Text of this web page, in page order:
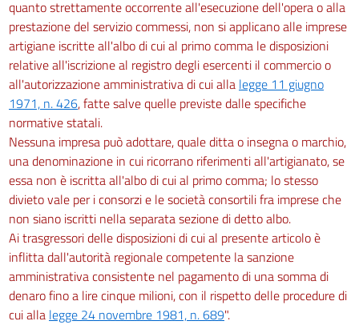
quanto strettamente occorrente all'esecuzione dell'opera o alla
prestazione del servizio commessi, non si applicano alle imprese
artigiane iscritte all'albo di cui al primo comma le disposizioni
relative all'iscrizione al registro degli esercenti il commercio o
all'autorizzazione amministrativa di cui alla legge 11 giugno
1971, n. 426, fatte salve quelle previste dalle specifiche
normative statali.
Nessuna impresa può adottare, quale ditta o insegna o marchio,
una denominazione in cui ricorrano riferimenti all'artigianato, se
essa non è iscritta all'albo di cui al primo comma; lo stesso
divieto vale per i consorzi e le società consortili fra imprese che
non siano iscritti nella separata sezione di detto albo.
Ai trasgressori delle disposizioni di cui al presente articolo è
inflitta dall'autorità regionale competente la sanzione
amministrativa consistente nel pagamento di una somma di
denaro fino a lire cinque milioni, con il rispetto delle procedure di
cui alla legge 24 novembre 1981, n. 689".